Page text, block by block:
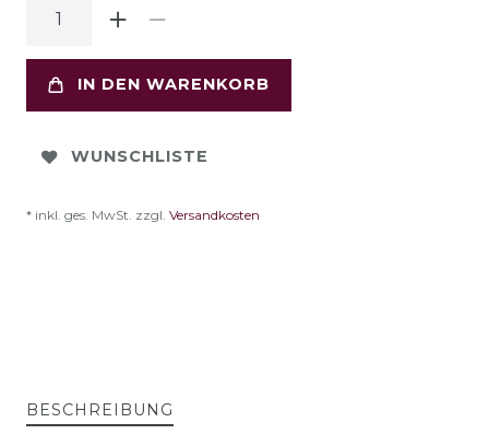
IN DEN WARENKORB
WUNSCHLISTE
* inkl. ges. MwSt. zzgl. Versandkosten
BESCHREIBUNG